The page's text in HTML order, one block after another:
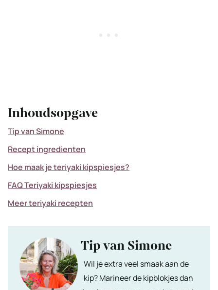
Inhoudsopgave
Tip van Simone
Recept ingredienten
Hoe maak je teriyaki kipspiesjes?
FAQ Teriyaki kipspiesjes
Meer teriyaki recepten
Tip van Simone
Wil je extra veel smaak aan de
kip? Marineer de kipblokjes dan